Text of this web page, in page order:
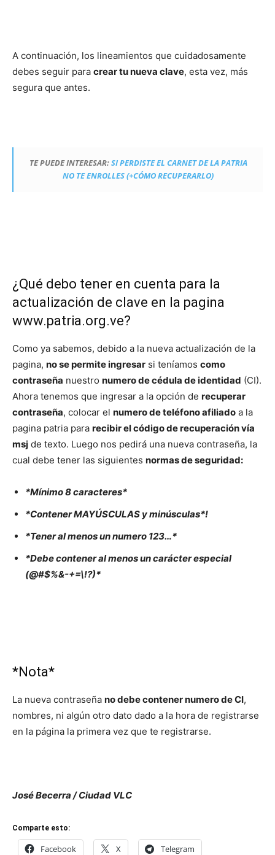
A continuación, los lineamientos que cuidadosamente
debes seguir para crear tu nueva clave, esta vez, más
segura que antes.
TE PUEDE INTERESAR:SI PERDISTE EL CARNET DE LA PATRIA
NO TE ENROLLES (+CÓMO RECUPERARLO)
¿Qué debo tener en cuenta para la
actualización de clave en la pagina
www.patria.org.ve?
Como ya sabemos, debido a la nueva actualización de la
pagina, no se permite ingresar si teníamos como
contraseña nuestro numero de cédula de identidad (CI).
Ahora tenemos que ingresar a la opción de recuperar
contraseña, colocar el numero de teléfono afiliado a la
pagina patria para recibir el código de recuperación vía
msj de texto. Luego nos pedirá una nueva contraseña, la
cual debe tener las siguientes normas de seguridad:
*Mínimo 8 caracteres*
*Contener MAYÚSCULAS y minúsculas*!
*Tener al menos un numero 123…*
*Debe contener al menos un carácter especial
(@#$%&-+=\!?)*
*Nota*
La nueva contraseña no debe contener numero de CI,
nombres, ni algún otro dato dado a la hora de registrarse
en la página la primera vez que te registrarse.
José Becerra / Ciudad VLC
Comparte esto:
Facebook X Telegram